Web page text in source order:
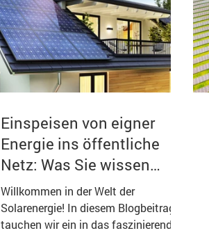
Einspeisen von eigner
Energie ins öffentliche
Netz: Was Sie wissen
sollte
Willkommen in der Welt der
Solarenergie! In diesem Blogbeitrag
tauchen wir ein in das faszinierende